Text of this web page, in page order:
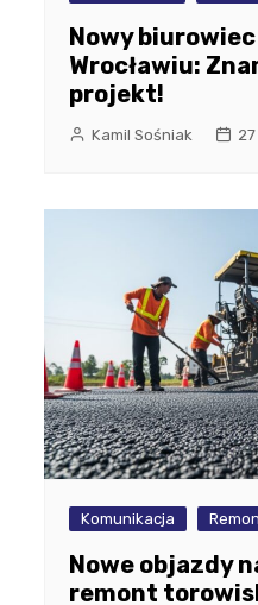
Nowy biurowiec
Wrocławiu:
projekt!
Kamil Sośniak
Komunikacja
Nowe objazdy
remont